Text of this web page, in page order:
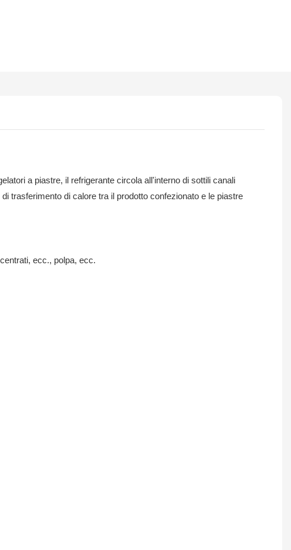
a piastre, il refrigerante circola all'interno di sottili canali
trasferimento di calore tra il prodotto confezionato e le piastre
ecc., polpa, ecc.